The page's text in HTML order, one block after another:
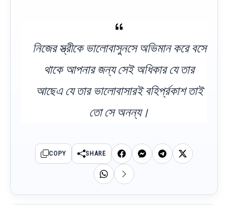
নিজের স্ত্রীকে ভালোবাসুনসে অভিমান করে বসে
থাকে আপনার জন্য সেই অধিকার যে তার
আছেএ যে তার ভালোবাসারই বহির্প্রকাশ তাই
তো সে অনন্য।
COPY SHARE